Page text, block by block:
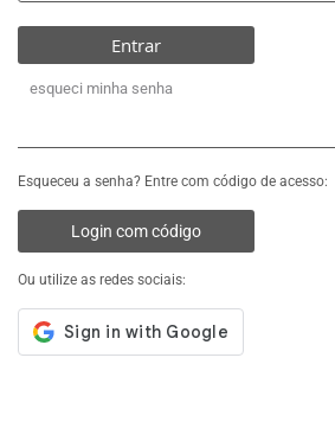
Entrar
esqueci minha senha
Esqueceu a senha? Entre com código de acesso:
Login com código
Ou utilize as redes sociais: